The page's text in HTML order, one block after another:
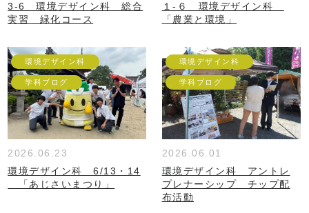
3-6 環境デザイン科 総合
実習 緑化コース
１-６ 環境デザイン科
「農業と環境」
環境デザイン科
学科ブログ
2026.06.23
環境デザイン科 6/13・14
「あじさいまつり」
環境デザイン科
学科ブログ
2026.06.01
環境デザイン科 アントレ
プレナーシップ チップ配
布活動